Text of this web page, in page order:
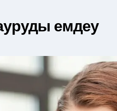
емдеу